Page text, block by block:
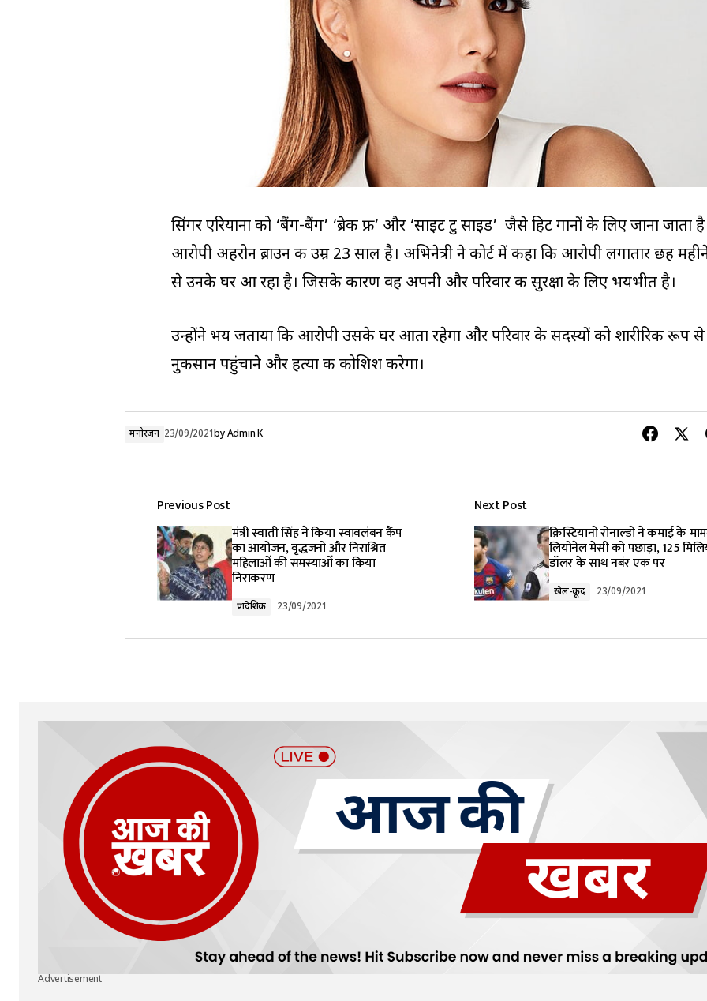
सिंगर एरियाना को ‘बैंग-बैंग’ ‘ब्रेक फ्री’ और ‘साइट टु साइड’ जैसे हिट गानों के लिए जाना जाता
आरोपी अहरोन ब्राउन की उम्र 23 साल है। अभिनेत्री ने कोर्ट में कहा कि आरोपी लगातार छह
से उनके घर आ रहा है। जिसके कारण वह अपनी और परिवार की सुरक्षा के लिए भयभीत है।
उन्होंने भय जताया कि आरोपी उसके घर आता रहेगा और परिवार के सदस्यों को शारीरिक रूप से
नुकसान पहुंचाने और हत्या की कोशिश करेगा।
मनोरंजन 23/09/2021byAdmin K
Previous Post
मंत्री स्वाती सिंह ने किया स्वावलंबन कैंप
का आयोजन, वृद्धजनों और निराश्रित
महिलाओं की समस्याओं का किया
निराकरण
प्रादेशिक 23/09/2021
Next Post
क्रिस्टियानो रोनाल्डो ने कमाई के
लियोनेल मेसी को पछाड़ा, 125
डॉलर के साथ नबंर एक पर
खेल-कूद 23/09/2021
Advertisement